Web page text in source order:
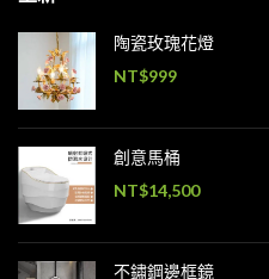
陶瓷玫瑰花燈
NT$999
創意馬桶
NT$14,500
不鏽鋼邊框鏡